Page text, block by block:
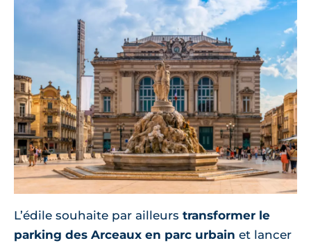
L’édile souhaite par ailleurs transformer le
parking des Arceaux en parc urbain et lancer